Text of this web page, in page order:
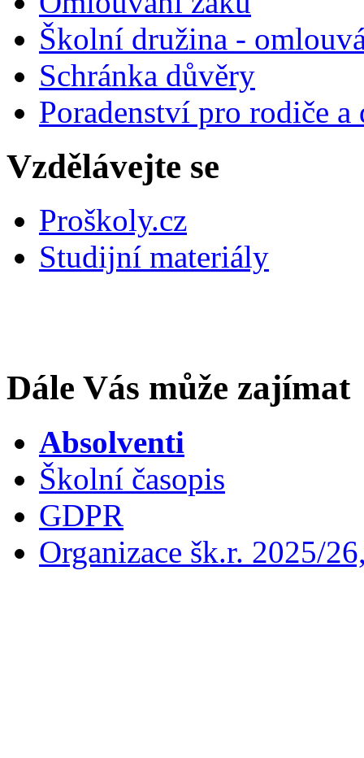
Školní družina -
Schránka důvěry
Poradenství pro rodiče
Vzdělávejte se
Proškoly.cz
Studijní materiály
Dále Vás může zajímat
Absolventi
Školní časopis
GDPR
Organizace šk.r. 2025/